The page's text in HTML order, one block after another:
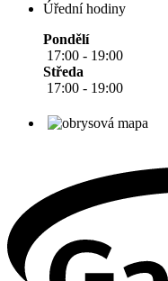
Úřední hodiny
Pondělí
17:00 - 19:00
Středa
17:00 - 19:00